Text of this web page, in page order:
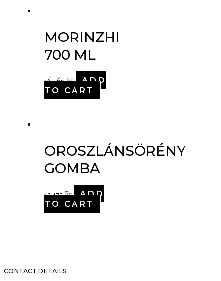
MORINZHI
700 ML
16,760Ft
ADD
TO CART
OROSZLÁNSÖRÉNY
GOMBA
15,175Ft
ADD
TO CART
CONTACT DETAILS